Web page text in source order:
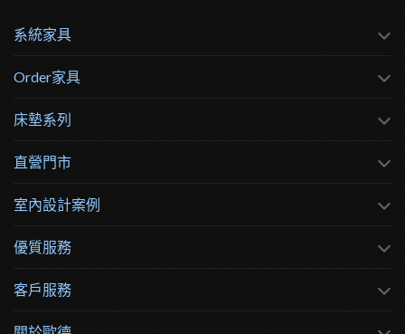
系統家具
Order家具
床墊系列
直營門市
室內設計案例
優質服務
客戶服務